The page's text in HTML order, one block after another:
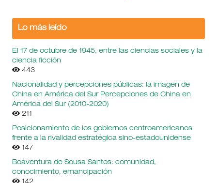
Lo más leído
El 17 de octubre de 1945, entre las ciencias sociales y la
ciencia ficción
443
Nacionalidad y percepciones públicas: la imagen de
China en América del Sur Percepciones de China en
América del Sur (2010-2020)
211
Posicionamiento de los gobiernos centroamericanos
frente a la rivalidad estratégica sino-estadounidense
147
Boaventura de Sousa Santos: comunidad,
conocimiento, emancipación